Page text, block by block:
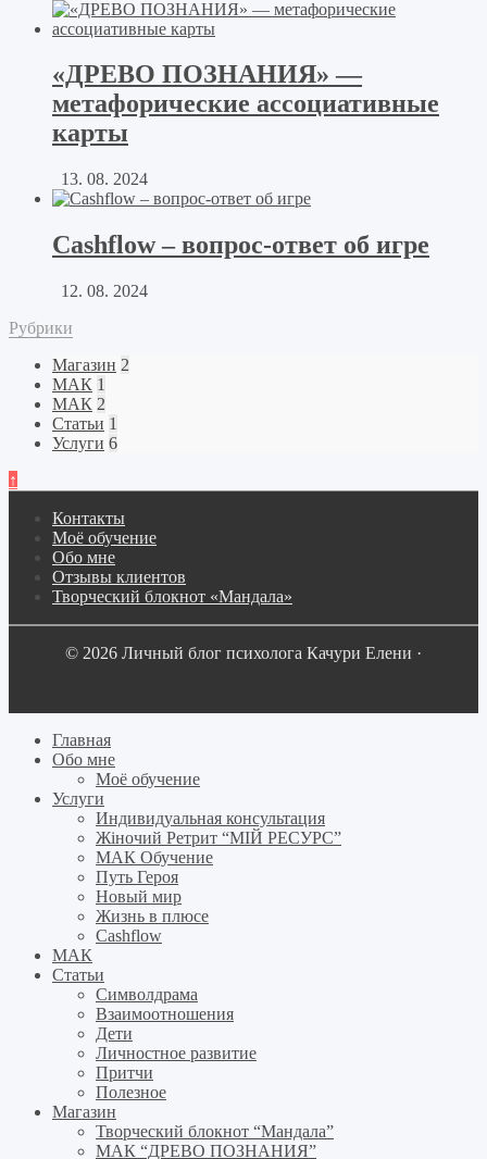
«ДРЕВО ПОЗНАНИЯ» —
метафорические ассоциативные
карты
13. 08. 2024
Cashflow – вопрос-ответ об игре
12. 08. 2024
Рубрики
Магазин 2
МАК 1
МАК 2
Статьи 1
Услуги 6
↑
Контакты
Моё обучение
Обо мне
Отзывы клиентов
Творческий блокнот «Мандала»
© 2026 Личный блог психолога Качури Елени ·
Главная
Обо мне
Моё обучение
Услуги
Индивидуальная консультация
Жіночий Ретрит “МІЙ РЕСУРС”
МАК Обучение
Путь Героя
Новый мир
Жизнь в плюсе
Cashflow
МАК
Статьи
Символдрама
Взаимоотношения
Дети
Личностное развитие
Притчи
Полезное
Магазин
Творческий блокнот “Мандала”
МАК “ДРЕВО ПОЗНАНИЯ”